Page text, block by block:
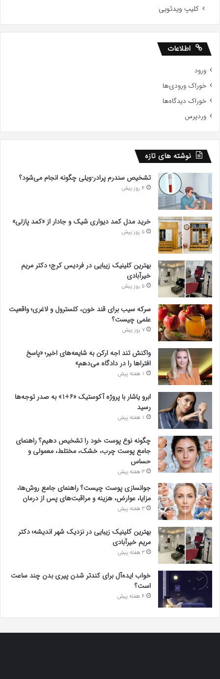
کلیپ ویدئویی
اطلاعات
ورود
خوراک ورودی‌ها
خوراک دیدگاه‌ها
وردپرس
نوشته های تازه
تشخیص سندرم پرادر-ویلی چگونه انجام می‌شود؟
4 روز پیش
خرید مدل کمد دیواری شیک و جادار از «کمد پازلی»
5 روز پیش
بهترین کلینیک زیبایی در فردیس کرج؛ دکتر مریم
خیرآبادی
5 روز پیش
سرکه سیب برای قند خون، کلسترول و لاغری؛ واقعیت
علمی چیست؟
7 روز پیش
واکنش تند اجه ارکن به شایعه‌های اخیر؛ «پاسخ
افتراها را در دادگاه می‌دهم»
1 هفته پیش
ابرو یاشار با پروژه آکوستیک «۶+۱» به صدر توجه‌ها
رسید
1 هفته پیش
چگونه نوع پوست خود را تشخیص دهیم؟ راهنمای
جامع پوست چرب، خشک، مختلط، معمولی و
حساس
3 هفته پیش
جوانسازی پوست چیست؟ راهنمای جامع روش‌ها،
مزایا، عوارض، هزینه و مراقبت‌های پس از درمان
3 هفته پیش
بهترین کلینیک زیبایی در نزدیک شهر اندیشه؛ دکتر
مریم خیرآبادی
3 هفته پیش
خواب ایده‌آل برای کندتر شدن پیری بدن چند ساعت
است؟
4 هفته پیش